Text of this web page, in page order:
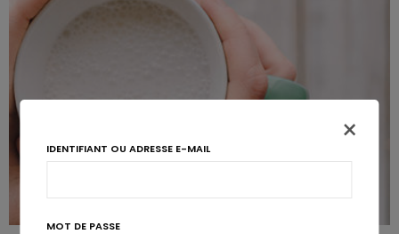
×
IDENTIFIANT OU ADRESSE E-MAIL
MOT DE PASSE